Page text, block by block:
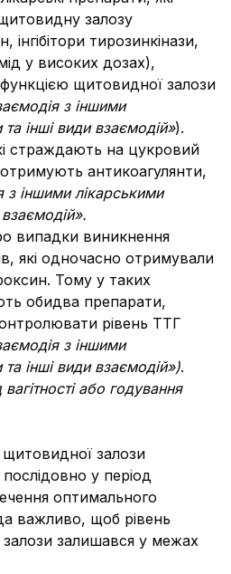
залозу
тирозинкінази,
у високих дозах),
щитовидної залози
з іншими
інші види взаємодій»).
страждають на цукровий
отримують антикоагулянти,
з іншими лікарськими
випадки виникнення
які одночасно отримували
Тому у таких
обидва препарати,
рівень TTГ
з іншими
інші види взаємодій»).
або годування
залози
у період
оптимального
важливо, щоб рівень
залишався у межах